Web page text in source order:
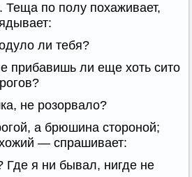
Теща по полу похаживает,
ли тебя?
прибавишь ли еще хоть сито
не розорвало?
а брюшина стороной;
— спрашивает:
Где я ни бывал, нигде не